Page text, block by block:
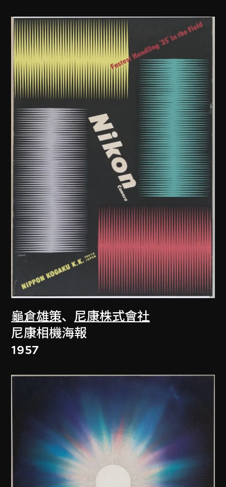
龜倉雄策、 尼康株式會社
尼康相機海報
1957